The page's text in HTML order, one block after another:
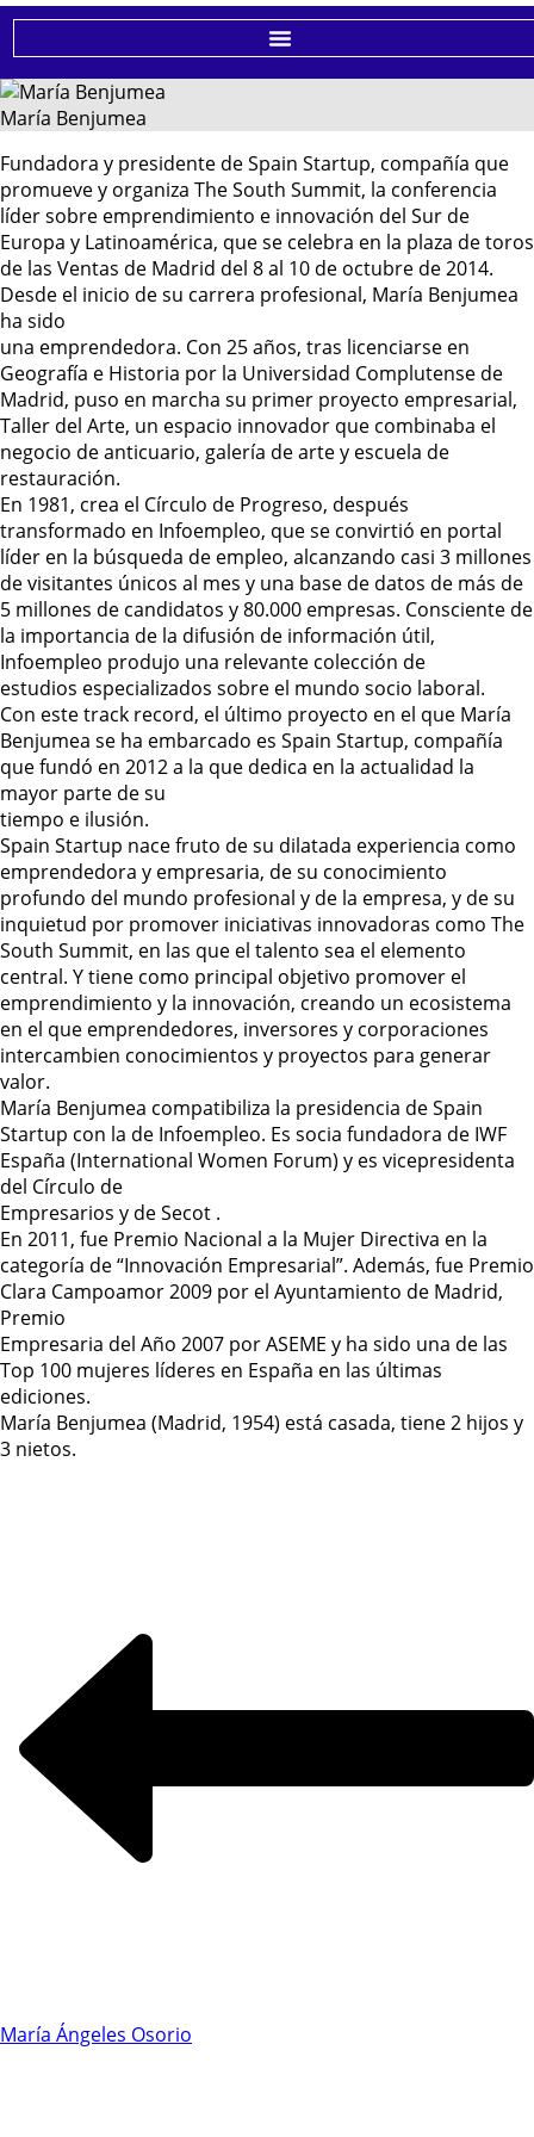
María Benjumea
Fundadora y presidente de Spain Startup, compañía que
promueve y organiza The South Summit, la conferencia
líder sobre emprendimiento e innovación del Sur de
Europa y Latinoamérica, que se celebra en la plaza de toros
de las Ventas de Madrid del 8 al 10 de octubre de 2014.
Desde el inicio de su carrera profesional, María Benjumea
ha sido
una emprendedora. Con 25 años, tras licenciarse en
Geografía e Historia por la Universidad Complutense de
Madrid, puso en marcha su primer proyecto empresarial,
Taller del Arte, un espacio innovador que combinaba el
negocio de anticuario, galería de arte y escuela de
restauración.
En 1981, crea el Círculo de Progreso, después
transformado en Infoempleo, que se convirtió en portal
líder en la búsqueda de empleo, alcanzando casi 3 millones
de visitantes únicos al mes y una base de datos de más de
5 millones de candidatos y 80.000 empresas. Consciente de
la importancia de la difusión de información útil,
Infoempleo produjo una relevante colección de
estudios especializados sobre el mundo socio laboral.
Con este track record, el último proyecto en el que María
Benjumea se ha embarcado es Spain Startup, compañía
que fundó en 2012 a la que dedica en la actualidad la
mayor parte de su
tiempo e ilusión.
Spain Startup nace fruto de su dilatada experiencia como
emprendedora y empresaria, de su conocimiento
profundo del mundo profesional y de la empresa, y de su
inquietud por promover iniciativas innovadoras como The
South Summit, en las que el talento sea el elemento
central. Y tiene como principal objetivo promover el
emprendimiento y la innovación, creando un ecosistema
en el que emprendedores, inversores y corporaciones
intercambien conocimientos y proyectos para generar
valor.
María Benjumea compatibiliza la presidencia de Spain
Startup con la de Infoempleo. Es socia fundadora de IWF
España (International Women Forum) y es vicepresidenta
del Círculo de
Empresarios y de Secot .
En 2011, fue Premio Nacional a la Mujer Directiva en la
categoría de “Innovación Empresarial”. Además, fue Premio
Clara Campoamor 2009 por el Ayuntamiento de Madrid,
Premio
Empresaria del Año 2007 por ASEME y ha sido una de las
Top 100 mujeres líderes en España en las últimas
ediciones.
María Benjumea (Madrid, 1954) está casada, tiene 2 hijos y
3 nietos.
María Ángeles Osorio